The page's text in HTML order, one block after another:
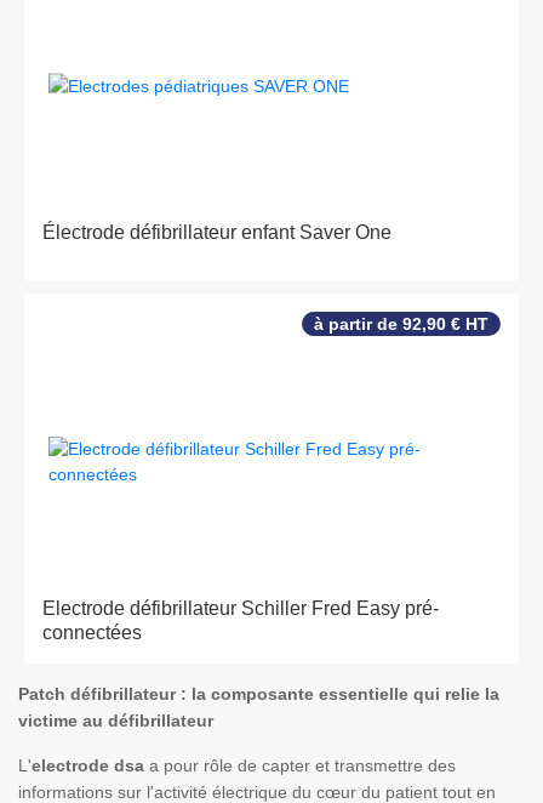
Électrode défibrillateur enfant Saver One
à partir de 92,90 € HT
Electrode défibrillateur Schiller Fred Easy pré-
connectées
Patch défibrillateur : la composante essentielle qui relie la
victime au défibrillateur
L'electrode dsa a pour rôle de capter et transmettre des
informations sur l'activité électrique du cœur du patient tout en